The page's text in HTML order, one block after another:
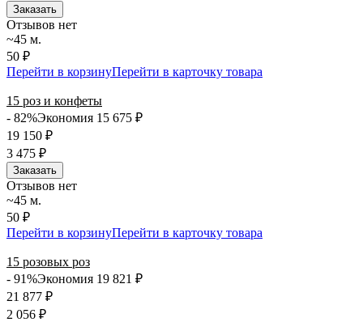
Заказать
Отзывов нет
~45 м.
50 ₽
Перейти в корзинуПерейти в карточку товара
15 роз и конфеты
- 82%Экономия 15 675 ₽
19 150 ₽
3 475 ₽
Заказать
Отзывов нет
~45 м.
50 ₽
Перейти в корзинуПерейти в карточку товара
15 розовых роз
- 91%Экономия 19 821 ₽
21 877 ₽
2 056 ₽